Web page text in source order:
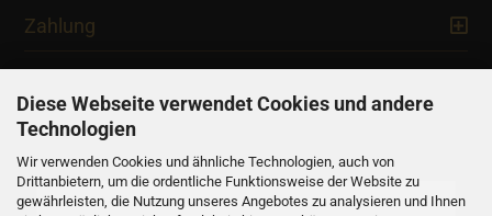
Diese Webseite verwendet Cookies und andere
Technologien
Wir verwenden Cookies und ähnliche Technologien, auch von
Drittanbietern, um die ordentliche Funktionsweise der Website zu
gewährleisten, die Nutzung unseres Angebotes zu analysieren und Ihnen
Zahlung
Newsletter